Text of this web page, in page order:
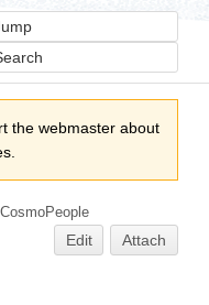
the webmaster about
CosmoPeople
Edit
Attach